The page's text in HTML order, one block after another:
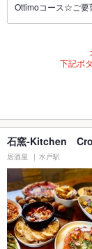
Ottimoコース☆ご要
下記ボ
石窯-Kitchen
居酒屋 水戸駅